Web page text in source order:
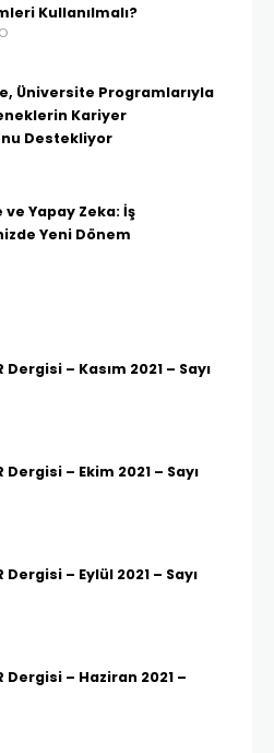
Kullanılmalı?
Üniversite Programlarıyla
Kariyer
Destekliyor
Yapay Zeka: İş
Yeni Dönem
Dergisi – Kasım 2021 – Sayı
Dergisi – Ekim 2021 – Sayı
Dergisi – Eylül 2021 – Sayı
Dergisi – Haziran 2021 –